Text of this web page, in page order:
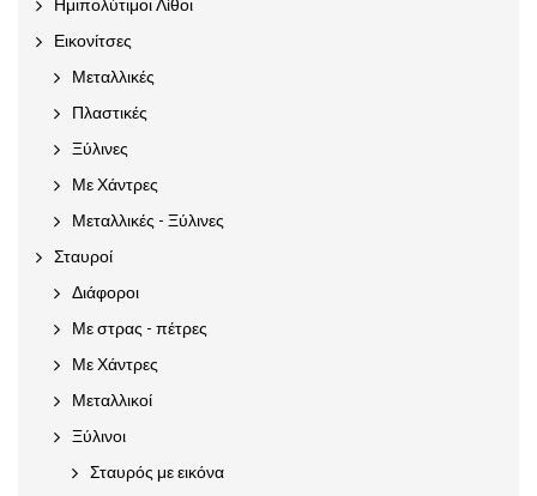
Ημιπολύτιμοι Λίθοι
Εικονίτσες
Μεταλλικές
Πλαστικές
Ξύλινες
Με Χάντρες
Μεταλλικές - Ξύλινες
Σταυροί
Διάφοροι
Με στρας - πέτρες
Με Χάντρες
Μεταλλικοί
Ξύλινοι
Σταυρός με εικόνα